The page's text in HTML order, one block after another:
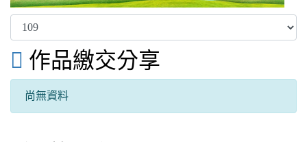
 作品繳交分享
尚無資料